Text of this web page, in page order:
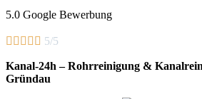
5.0 Google Bewerbung
     5/5
Kanal-24h – Rohrreinigung &
Gründau